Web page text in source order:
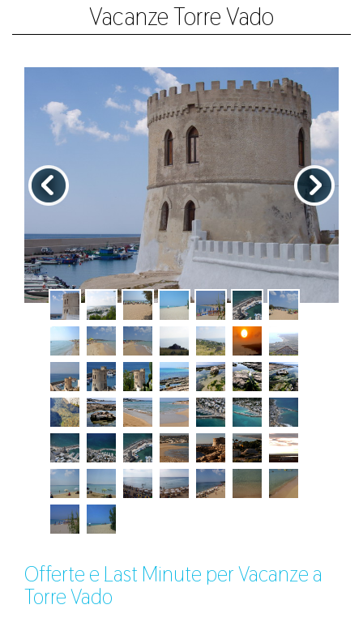
Vacanze Torre Vado
Offerte e Last Minute per Vacanze a
Torre Vado